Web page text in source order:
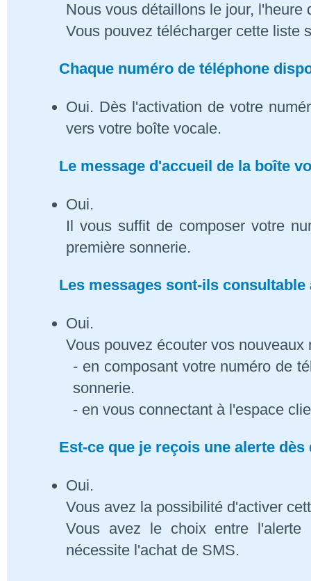
Nous vous détaillons le jour,
Vous pouvez télécharger cette liste
Chaque numéro de téléphone
Oui. Dès l'activation de votre
vers votre boîte vocale.
Le message d'accueil de la boîte
Oui.
Il vous suffit de composer votre
première sonnerie.
Les messages sont-ils
Oui.
Vous pouvez écouter vos nouveaux
- en composant votre numéro de
sonnerie.
- en vous connectant à l'espace
Est-ce que je reçois une alerte
Oui.
Vous avez la possibilité d'activer
Vous avez le choix entre
nécessite l'achat de SMS.